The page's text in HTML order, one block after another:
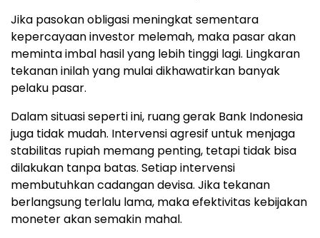
Jika pasokan obligasi meningkat sementara
kepercayaan investor melemah, maka pasar akan
meminta imbal hasil yang lebih tinggi lagi. Lingkaran
tekanan inilah yang mulai dikhawatirkan banyak
pelaku pasar.
Dalam situasi seperti ini, ruang gerak Bank Indonesia
juga tidak mudah. Intervensi agresif untuk menjaga
stabilitas rupiah memang penting, tetapi tidak bisa
dilakukan tanpa batas. Setiap intervensi
membutuhkan cadangan devisa. Jika tekanan
berlangsung terlalu lama, maka efektivitas kebijakan
moneter akan semakin mahal.